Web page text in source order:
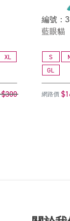
XL
$300
編號：
藍眼貓
S
GL
網路價